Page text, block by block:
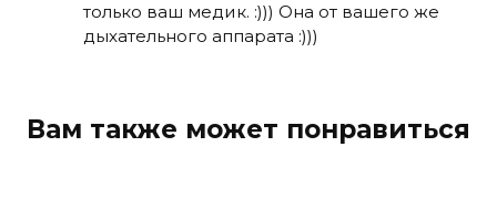
только ваш медик. :))) Она от вашего же
дыхательного аппарата :)))
Вам также может понравиться